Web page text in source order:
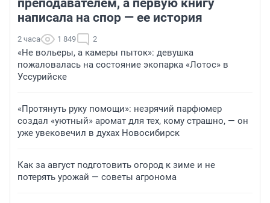
преподавателем, а первую книгу
написала на спор — ее история
2 часа 1 849 2
«Не вольеры, а камеры пыток»: девушка
пожаловалась на состояние экопарка «Лотос» в
Уссурийске
«Протянуть руку помощи»: незрячий парфюмер
создал «уютный» аромат для тех, кому страшно, — он
уже увековечил в духах Новосибирск
Как за август подготовить огород к зиме и не
потерять урожай — советы агронома